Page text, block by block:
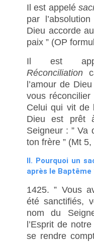
Il est appelé
par
Dieu accorde
paix ” (OP
Il est
Réconciliation
l’amour de
vous
Celui qui vit de
Dieu est prêt
Seigneur : ” Va
ton frère ” (Mt 5,
II. Pourquoi un
après le Baptême
1425. ” Vous
été sanctifiés,
nom du
l’Esprit de
se rendre